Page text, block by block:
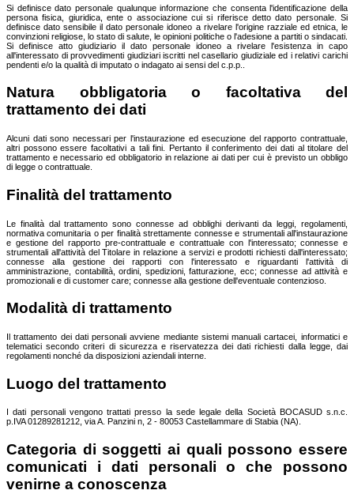
Si definisce dato personale qualunque informazione che consenta l'identificazione della
persona fisica, giuridica, ente o associazione cui si riferisce detto dato personale. Si
definisce dato sensibile il dato personale idoneo a rivelare l'origine razziale ed etnica, le
convinzioni religiose, lo stato di salute, le opinioni politiche o l'adesione a partiti o sindacati.
Si definisce atto giudiziario il dato personale idoneo a rivelare l'esistenza in capo
all'interessato di provvedimenti giudiziari iscritti nel casellario giudiziale ed i relativi carichi
pendenti e/o la qualità di imputato o indagato ai sensi del c.p.p..
Natura obbligatoria o facoltativa del
trattamento dei dati
Alcuni dati sono necessari per l'instaurazione ed esecuzione del rapporto contrattuale,
altri possono essere facoltativi a tali fini. Pertanto il conferimento dei dati al titolare del
trattamento e necessario ed obbligatorio in relazione ai dati per cui è previsto un obbligo
di legge o contrattuale.
Finalità del trattamento
Le finalità dal trattamento sono connesse ad obblighi derivanti da leggi, regolamenti,
normativa comunitaria o per finalità strettamente connesse e strumentali all'instaurazione
e gestione del rapporto pre-contrattuale e contrattuale con l'interessato; connesse e
strumentali all'attività del Titolare in relazione a servizi e prodotti richiesti dall'interessato;
connesse alla gestione dei rapporti con l'interessato e riguardanti l'attività di
amministrazione, contabilità, ordini, spedizioni, fatturazione, ecc; connesse ad attività e
promozionali e di customer care; connesse alla gestione dell'eventuale contenzioso.
Modalità di trattamento
Il trattamento dei dati personali avviene mediante sistemi manuali cartacei, informatici e
telematici secondo criteri di sicurezza e riservatezza dei dati richiesti dalla legge, dai
regolamenti nonché da disposizioni aziendali interne.
Luogo del trattamento
I dati personali vengono trattati presso la sede legale della Società BOCASUD s.n.c.
p.IVA 01289281212, via A. Panzini n, 2 - 80053 Castellammare di Stabia (NA).
Categoria di soggetti ai quali possono essere
comunicati i dati personali o che possono
venirne a conoscenza